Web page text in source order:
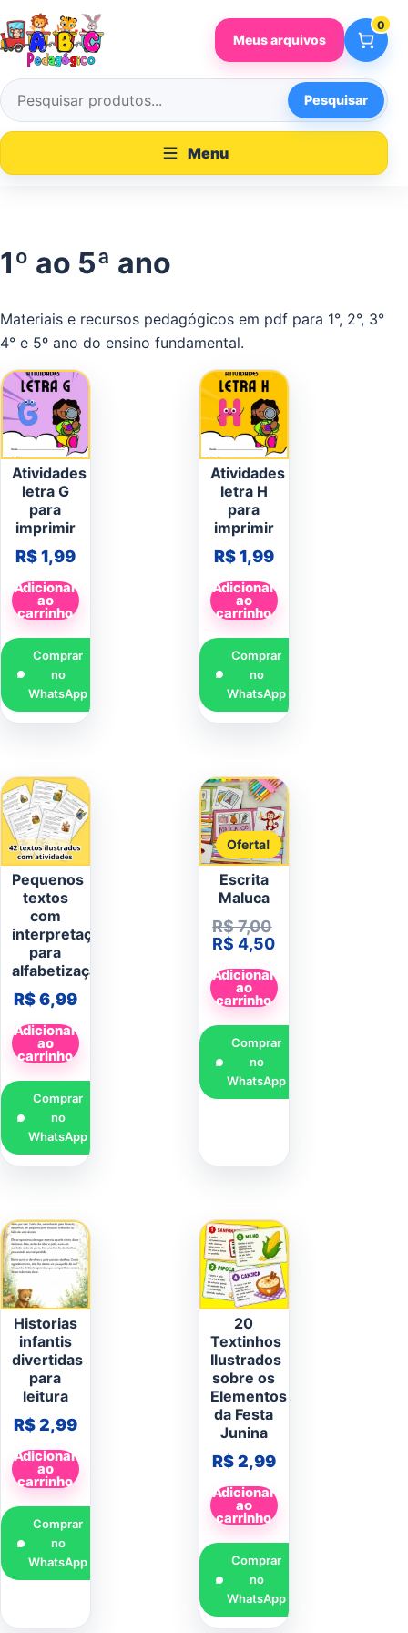
Pular para o conteúdo
Pesquisar por:
Pesquisar
Meus arquivos
0
Menu
1º ao 5ª ano
Materiais e recursos pedagógicos em pdf para 1°, 2°, 3°
4° e 5º ano do ensino fundamental.
Atividades
letra G
para
imprimir
R$1,99
Adicionar
ao
carrinho
Comprar
no
WhatsApp
Atividades
letra H
para
imprimir
R$1,99
Adicionar
ao
carrinho
Comprar
no
WhatsApp
Pequenos
textos
com
interpretação
para
alfabetização
R$6,99
Adicionar
ao
carrinho
Comprar
no
WhatsApp
Oferta!
Escrita
Maluca
R$7,00
R$ 4,50O preço atual é:
Adicionar
ao
carrinho
Comprar
no
WhatsApp
Historias
infantis
divertidas
para
leitura
R$2,99
Adicionar
ao
carrinho
Comprar
no
WhatsApp
20
Textinhos
Ilustrados
sobre os
Elementos
da Festa
Junina
R$2,99
Adicionar
ao
carrinho
Comprar
no
WhatsApp